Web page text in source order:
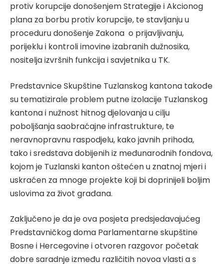
protiv korupcije donošenjem Strategije i Akcionog
plana za borbu protiv korupcije, te stavljanju u
proceduru donošenje Zakona o prijavljivanju,
porijeklu i kontroli imovine izabranih dužnosika,
nositelja izvršnih funkcija i savjetnika u TK.
Predstavnice Skupštine Tuzlanskog kantona takođe
su tematizirale problem putne izolacije Tuzlanskog
kantona i nužnost hitnog djelovanja u cilju
poboljšanja saobraćajne infrastrukture, te
neravnopravnu raspodjelu, kako javnih prihoda,
tako i sredstava dobijenih iz međunarodnih fondova,
kojom je Tuzlanski kanton oštećen u znatnoj mjeri i
uskraćen za mnoge projekte koji bi doprinijeli boljim
uslovima za život građana.
Zaključeno je da je ova posjeta predsjedavajućeg
Predstavničkog doma Parlamentarne skupštine
Bosne i Hercegovine i otvoren razgovor početak
dobre saradnje između različitih novoa vlasti a s